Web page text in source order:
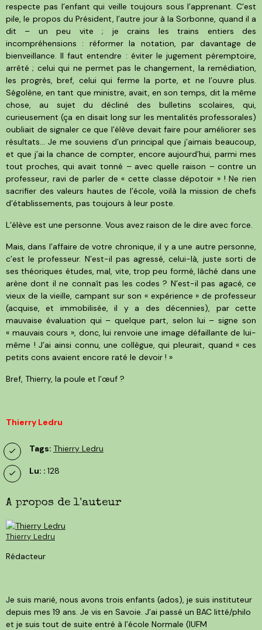
respecte pas l’enfant qui veille toujours sous l’apprenant. C’est
pile, le propos du Président, l’autre jour à la Sorbonne, quand il a
dit – un peu vite ; je crains les trains entiers des
incompréhensions : réformer la notation, par davantage de
bienveillance. Il faut entendre : éviter le jugement péremptoire,
arrêté ; celui qui ne permet pas le changement, la remédiation,
les progrès, bref, celui qui ferme la porte, et ne l’ouvre plus.
Ségolène, en tant que ministre, avait, en son temps, dit la même
chose, au sujet du décliné des bulletins scolaires, qui,
curieusement (ça en disait long sur les mentalités professorales)
oubliait de signaler ce que l’élève devait faire pour améliorer ses
résultats… Je me souviens d’un principal que j’aimais beaucoup,
et que j’ai la chance de compter, encore aujourd’hui, parmi mes
tout proches, qui avait tonné – avec quelle raison – contre un
professeur, ravi de parler de « cette classe dépotoir » ! Ne rien
sacrifier des valeurs hautes de l’école, voilà la mission de chefs
d’établissements, pas toujours à leur poste.
L’élève est une personne. Vous avez raison de le dire avec force.
Mais, dans l’affaire de votre chronique, il y a une autre personne,
c’est le professeur. N’est-il pas agressé, celui-là, juste sorti de
ses théoriques études, mal, vite, trop peu formé, lâché dans une
arène dont il ne connaît pas les codes ? N’est-il pas agacé, ce
vieux de la vieille, campant sur son « expérience » de professeur
(acquise, et immobilisée, il y a des décennies), par cette
mauvaise évaluation qui – quelque part, selon lui – signe son
« mauvais cours », donc, lui renvoie une image défaillante de lui-
même ! J’ai ainsi connu, une collègue, qui pleurait, quand « ces
petits cons avaient encore raté le devoir ! »
Bref, Thierry, la poule et l’œuf ?
Thierry Ledru
Tags: Thierry Ledru
Lu: : 128
A propos de l'auteur
Thierry Ledru
Rédacteur
Je suis marié, nous avons trois enfants (ados), je suis instituteur
depuis mes 19 ans. Je vis en Savoie. J’ai passé un BAC litté/philo
et je suis tout de suite entré à l’école Normale (IUFM